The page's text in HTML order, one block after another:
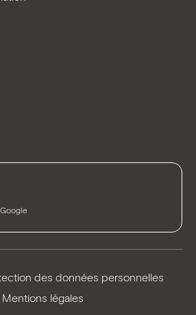
des données personnelles
Mentions légales